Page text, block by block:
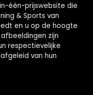
één-prijswebsite die
& Sports van
en u op de hoogte
zijn
respectievelijke
van hun